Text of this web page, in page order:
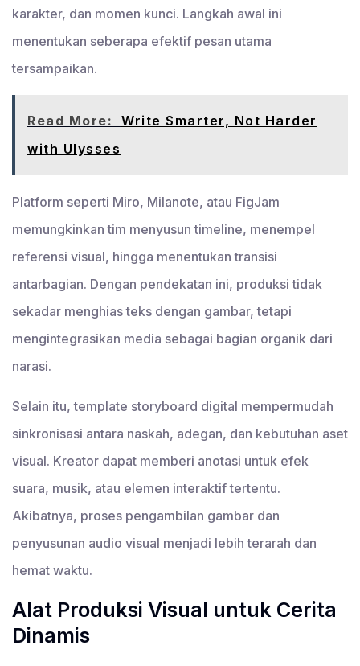
karakter, dan momen kunci. Langkah awal ini
menentukan seberapa efektif pesan utama
tersampaikan.
Read More:
Write Smarter, Not Harder
with Ulysses
Platform seperti Miro, Milanote, atau FigJam
memungkinkan tim menyusun timeline, menempel
referensi visual, hingga menentukan transisi
antarbagian. Dengan pendekatan ini, produksi tidak
sekadar menghias teks dengan gambar, tetapi
mengintegrasikan media sebagai bagian organik dari
narasi.
Selain itu, template storyboard digital mempermudah
sinkronisasi antara naskah, adegan, dan kebutuhan aset
visual. Kreator dapat memberi anotasi untuk efek
suara, musik, atau elemen interaktif tertentu.
Akibatnya, proses pengambilan gambar dan
penyusunan audio visual menjadi lebih terarah dan
hemat waktu.
Alat Produksi Visual untuk Cerita
Dinamis